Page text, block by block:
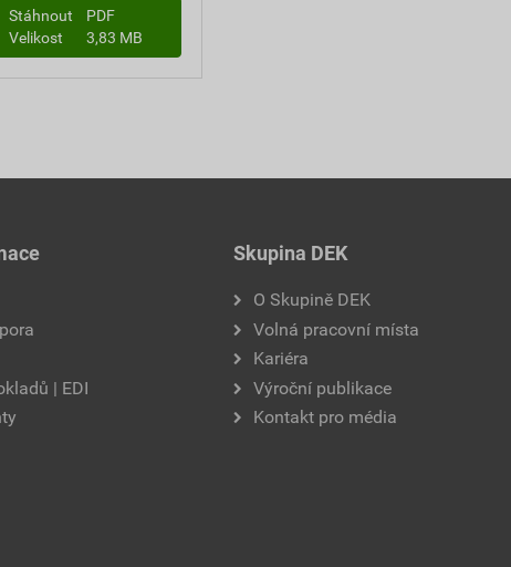
Stáhnout
PDF
Velikost
3,83 MB
| EDI
Skupina DEK
O Skupině DEK
Volná pracovní místa
Kariéra
Výroční publikace
Kontakt pro média